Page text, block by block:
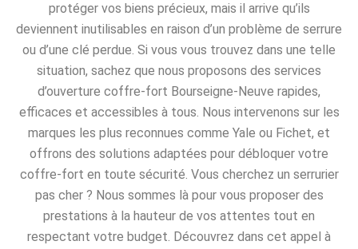
protéger vos biens précieux, mais il arrive qu’ils
deviennent inutilisables en raison d’un problème de serrure
ou d’une clé perdue. Si vous vous trouvez dans une telle
situation, sachez que nous proposons des services
d’ouverture coffre-fort Bourseigne-Neuve rapides,
efficaces et accessibles à tous. Nous intervenons sur les
marques les plus reconnues comme Yale ou Fichet, et
offrons des solutions adaptées pour débloquer votre
coffre-fort en toute sécurité. Vous cherchez un serrurier
pas cher ? Nous sommes là pour vous proposer des
prestations à la hauteur de vos attentes tout en
respectant votre budget. Découvrez dans cet appel à